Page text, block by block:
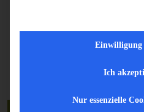
Executive Gap haben,
Führungskraft für
Einwilligung
Ich
Nur essenzielle